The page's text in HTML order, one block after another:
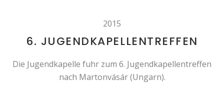
2015
6. JUGENDKAPELLENTREFFEN
Die Jugendkapelle fuhr zum 6. Jugendkapellentreffen
nach Martonvásár (Ungarn).